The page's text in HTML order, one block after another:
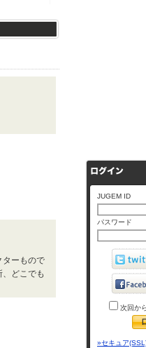
ターもので
どこでも
JUGEM ID
パスワード
次回か
»セキュア